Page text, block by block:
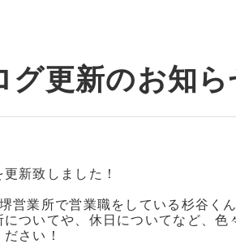
グ更新のお知
新致しました！
営業所で営業職をしている杉谷く
についてや、休日についてなど、
さい！